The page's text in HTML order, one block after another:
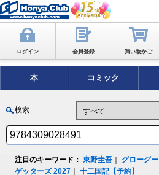
ログイン 会員登録 買い物かご
本 コミック
検索
注目のキーワード： 東野圭吾 グローグー
ゲッターズ 2027 ｜十二国記【予約】